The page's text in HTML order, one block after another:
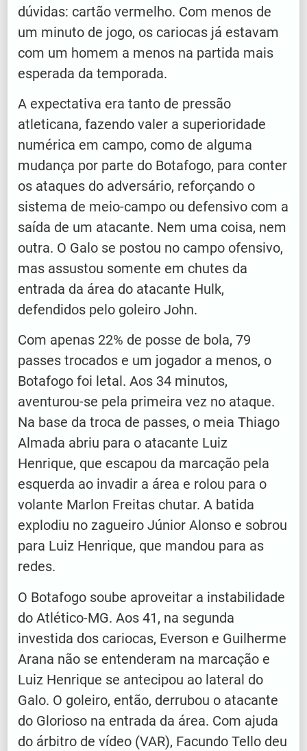
dúvidas: cartão vermelho. Com menos de
um minuto de jogo, os cariocas já estavam
com um homem a menos na partida mais
esperada da temporada.
A expectativa era tanto de pressão
atleticana, fazendo valer a superioridade
numérica em campo, como de alguma
mudança por parte do Botafogo, para conter
os ataques do adversário, reforçando o
sistema de meio-campo ou defensivo com a
saída de um atacante. Nem uma coisa, nem
outra. O Galo se postou no campo ofensivo,
mas assustou somente em chutes da
entrada da área do atacante Hulk,
defendidos pelo goleiro John.
Com apenas 22% de posse de bola, 79
passes trocados e um jogador a menos, o
Botafogo foi letal. Aos 34 minutos,
aventurou-se pela primeira vez no ataque.
Na base da troca de passes, o meia Thiago
Almada abriu para o atacante Luiz
Henrique, que escapou da marcação pela
esquerda ao invadir a área e rolou para o
volante Marlon Freitas chutar. A batida
explodiu no zagueiro Júnior Alonso e sobrou
para Luiz Henrique, que mandou para as
redes.
O Botafogo soube aproveitar a instabilidade
do Atlético-MG. Aos 41, na segunda
investida dos cariocas, Everson e Guilherme
Arana não se entenderam na marcação e
Luiz Henrique se antecipou ao lateral do
Galo. O goleiro, então, derrubou o atacante
do Glorioso na entrada da área. Com ajuda
do árbitro de vídeo (VAR), Facundo Tello deu